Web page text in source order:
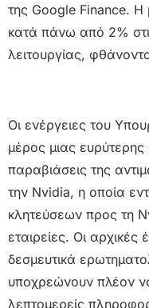
της Google Finance.
κατά πάνω από 2%
λειτουργίας,
Οι ενέργειες του
μέρος μιας
παραβιάσεις της
την Nvidia, η οποία
κλητεύσεων προς τη
εταιρείες. Οι
δεσμευτικά
υποχρεώνουν πλέον
λεπτομερείς